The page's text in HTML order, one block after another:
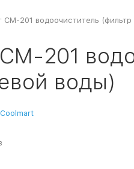
СМ-201 водоочиститель (фильтр
201
воды)
Coolmart